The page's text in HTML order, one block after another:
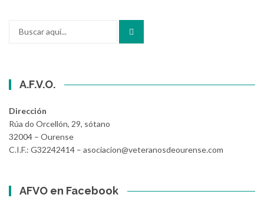
A.F.V.O.
Dirección
Rúa do Orcellón, 29, sótano
32004 – Ourense
C.I.F.: G32242414 – asociacion@veteranosdeourense.com
AFVO en Facebook